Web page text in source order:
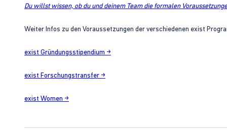
Du willst wissen, ob du und deinem Team die formalen
Weiter Infos zu den Voraussetzungen der verschiedenen exist
exist Gründungsstipendium →
exist Forschungstransfer →
exist Women →